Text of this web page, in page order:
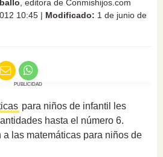
, editora de Conmishijos.com
10:45 | Modificado: 1 de junio de
PUBLICIDAD
para niños de infantil les
hasta el número 6.
las matemáticas para niños de